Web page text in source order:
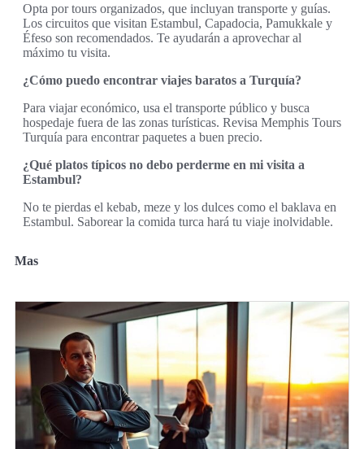
Opta por tours organizados, que incluyan transporte y guías.
Los circuitos que visitan Estambul, Capadocia, Pamukkale y
Éfeso son recomendados. Te ayudarán a aprovechar al
máximo tu visita.
¿Cómo puedo encontrar viajes baratos a Turquía?
Para viajar económico, usa el transporte público y busca
hospedaje fuera de las zonas turísticas. Revisa Memphis Tours
Turquía para encontrar paquetes a buen precio.
¿Qué platos típicos no debo perderme en mi visita a
Estambul?
No te pierdas el kebab, meze y los dulces como el baklava en
Estambul. Saborear la comida turca hará tu viaje inolvidable.
Mas